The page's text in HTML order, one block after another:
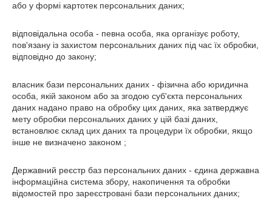
або у формі картотек персональних даних;
відповідальна особа - певна особа, яка організує роботу,
пов'язану із захистом персональних даних під час їх обробки,
відповідно до закону;
власник бази персональних даних - фізична або юридична
особа, якій законом або за згодою суб'єкта персональних
даних надано право на обробку цих даних, яка затверджує
мету обробки персональних даних у цій базі даних,
встановлює склад цих даних та процедури їх обробки, якщо
інше не визначено законом ;
Державний реєстр баз персональних даних - єдина державна
інформаційна система збору, накопичення та обробки
відомостей про зареєстровані бази персональних даних;